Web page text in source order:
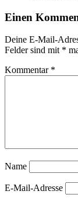
Einen
Deine E-Mail-
Felder sind mit *
Kommentar *
Name
E-Mail-Adresse